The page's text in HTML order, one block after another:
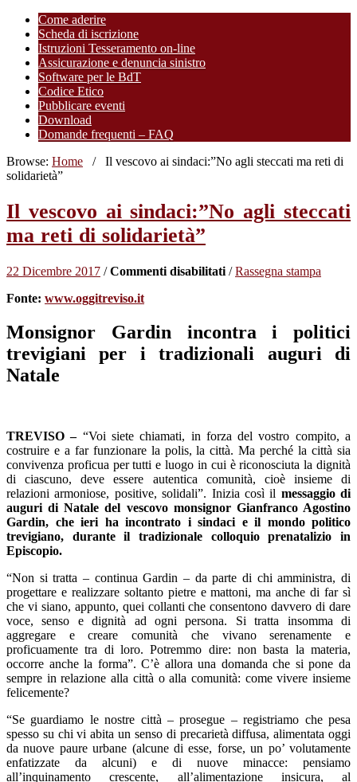
Come aderire
Scheda di iscrizione
Istruzioni Tesseramento on-line
Assicurazione e denuncia sinistro
Software per le BdT
Codice Etico
Pubblicare eventi
Download
Domande frequenti – FAQ
Browse: Home /
Il vescovo ai sindaci:”No agli steccati ma reti di
solidarietà”
Il vescovo ai sindaci:”No agli steccati
ma reti di solidarietà”
22 Dicembre 2017 /Commenti disabilitatisu
sindaci:”No
agli
steccati
/Rassegna stampa
Fonte: www.oggitreviso.it
Monsignor Gardin incontra i politici
trevigiani per i tradizionali auguri di
Natale
TREVISO – “Voi siete chiamati, in forza del vostro compito, a
costruire e a far funzionare la polis, la città. Ma perché la città sia
convivenza proficua per tutti e luogo in cui è riconosciuta la dignità
di ciascuno, deve essere autentica comunità, cioè insieme di
relazioni armoniose, positive, solidali”. Inizia così il messaggio di
auguri di Natale del vescovo monsignor Gianfranco Agostino
Gardin, che ieri ha incontrato i sindaci e il mondo politico
trevigiano, durante il tradizionale colloquio prenatalizio in
Episcopio.
“Non si tratta – continua Gardin – da parte di chi amministra, di
progettare e realizzare soltanto pietre e mattoni, ma anche di far sì
che vi siano, appunto, quei collanti che consentono davvero di dare
voce, senso e dignità ad ogni persona. Si tratta insomma di
aggregare e creare comunità che vivano serenamente e
proficuamente tra di loro. Potremmo dire: non basta la materia,
occorre anche la forma”. C’è allora una domanda che si pone da
sempre in relazione alla città o alla comunità: come vivere insieme
felicemente?
“Se guardiamo le nostre città – prosegue – registriamo che pesa
spesso su chi vi abita un senso di precarietà diffusa, alimentata oggi
da nuove paure urbane (alcune di esse, forse, un po’ volutamente
enfatizzate da alcuni) e di nuove minacce: pensiamo
all’inquinamento crescente, all’alimentazione insicura, al